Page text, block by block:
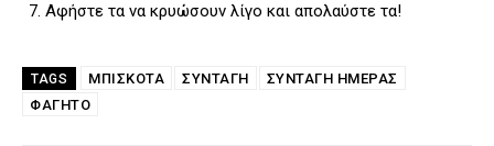
Αφήστε τα να κρυώσουν λίγο και απολαύστε τα!
TAGS ΜΠΙΣΚΟΤΑ ΣΥΝΤΑΓΗ
ΣΥΝΤΑΓΗ ΗΜΕΡΑΣ
ΦΑΓΗΤΌ